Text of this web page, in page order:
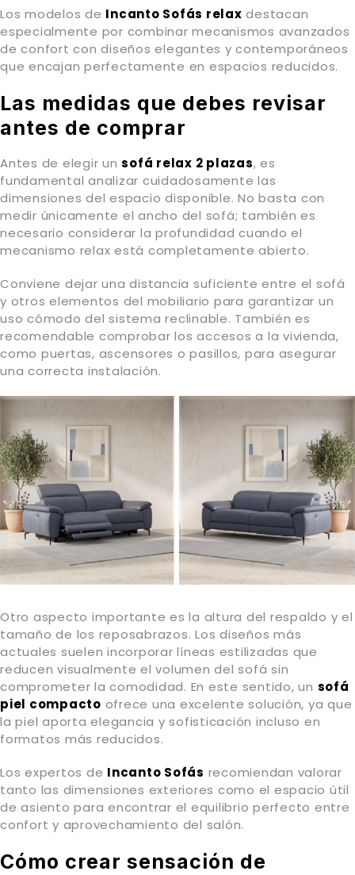
Los modelos de Incanto Sofás relax destacan
especialmente por combinar mecanismos avanzados
de confort con diseños elegantes y contemporáneos
que encajan perfectamente en espacios reducidos.
Las medidas que debes revisar
antes de comprar
Antes de elegir unsofá relax 2 plazas, es
fundamental analizar cuidadosamente las
dimensiones del espacio disponible. No basta con
medir únicamente el ancho del sofá; también es
necesario considerar la profundidad cuando el
mecanismo relax está completamente abierto.
Conviene dejar una distancia suficiente entre el sofá
y otros elementos del mobiliario para garantizar un
uso cómodo del sistema reclinable. También es
recomendable comprobar los accesos a la vivienda,
como puertas, ascensores o pasillos, para asegurar
una correcta instalación.
Otro aspecto importante es la altura del respaldo y el
tamaño de los reposabrazos. Los diseños más
actuales suelen incorporar líneas estilizadas que
reducen visualmente el volumen del sofá sin
comprometer la comodidad. En este sentido, un sofá
piel compacto ofrece una excelente solución, ya que
la piel aporta elegancia y sofisticación incluso en
formatos más reducidos.
Los expertos de Incanto Sofás recomiendan valorar
tanto las dimensiones exteriores como el espacio útil
de asiento para encontrar el equilibrio perfecto entre
confort y aprovechamiento del salón.
Cómo crear sensación de